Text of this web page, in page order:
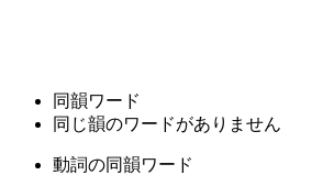
同韻ワード
同じ韻のワードがありません
動詞の同韻ワード